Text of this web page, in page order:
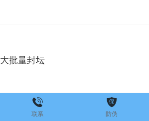
大批量封坛
联系 防伪